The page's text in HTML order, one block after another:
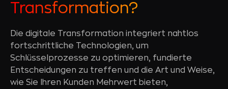
Transformation?
Die digitale Transformation integriert nahtlos
fortschrittliche Technologien, um
Schlüsselprozesse zu optimieren, fundierte
Entscheidungen zu treffen und die Art und Weise,
wie Sie Ihren Kunden Mehrwert bieten,